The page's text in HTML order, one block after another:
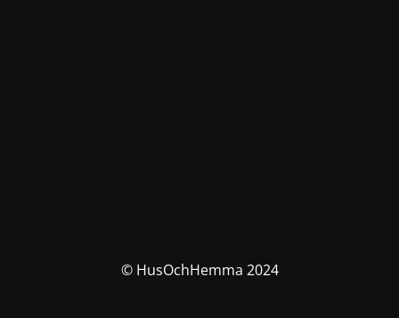
© HusOchHemma 2024